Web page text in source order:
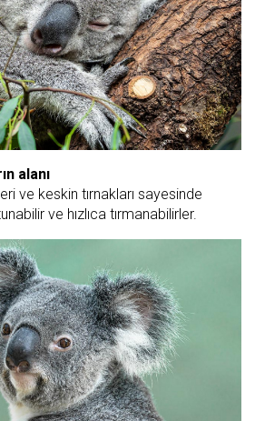
alanı
ve keskin tırnakları sayesinde
ve hızlıca tırmanabilirler.